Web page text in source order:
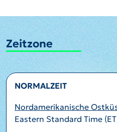
Zeitzone
NORMALZEIT
Nordamerikanische
Eastern Standard Time